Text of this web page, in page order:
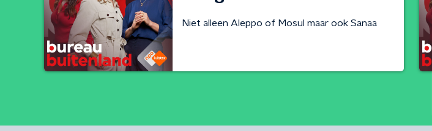
Niet alleen Aleppo of Mosul maar ook Sanaa